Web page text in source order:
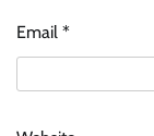
Email *